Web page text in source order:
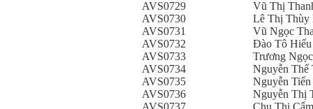
AVS0729
Vũ Thị
AVS0730
Lê Thị Thùy
AVS0731
Vũ Ngọc
AVS0732
Đào Tô Hiếu
AVS0733
Trương
AVS0734
Nguyễn Thế
AVS0735
Nguyễn
AVS0736
Nguyễn Thị
AVS0737
Chu Thị